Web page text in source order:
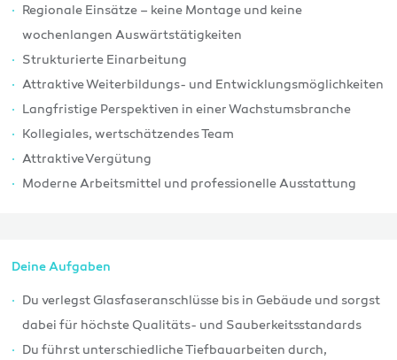
Regionale Einsätze – keine Montage und keine
wochenlangen Auswärtstätigkeiten
Strukturierte Einarbeitung
Attraktive Weiterbildungs- und Entwicklungsmöglichkeiten
Langfristige Perspektiven in einer Wachstumsbranche
Kollegiales, wertschätzendes Team
Attraktive Vergütung
Moderne Arbeitsmittel und professionelle Ausstattung
Deine Aufgaben
Du verlegst Glasfaseranschlüsse bis in Gebäude und sorgst
dabei für höchste Qualitäts- und Sauberkeitsstandards
Du führst unterschiedliche Tiefbauarbeiten durch,